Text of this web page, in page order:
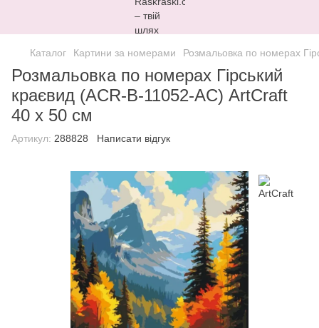
Каталог Картини за номерами Розмальовка по номерах
Розмальовка по номерах Гірський
краєвид (ACR-B-11052-AC) ArtCraft
40 х 50 см
Артикул: 288828 Написати відгук